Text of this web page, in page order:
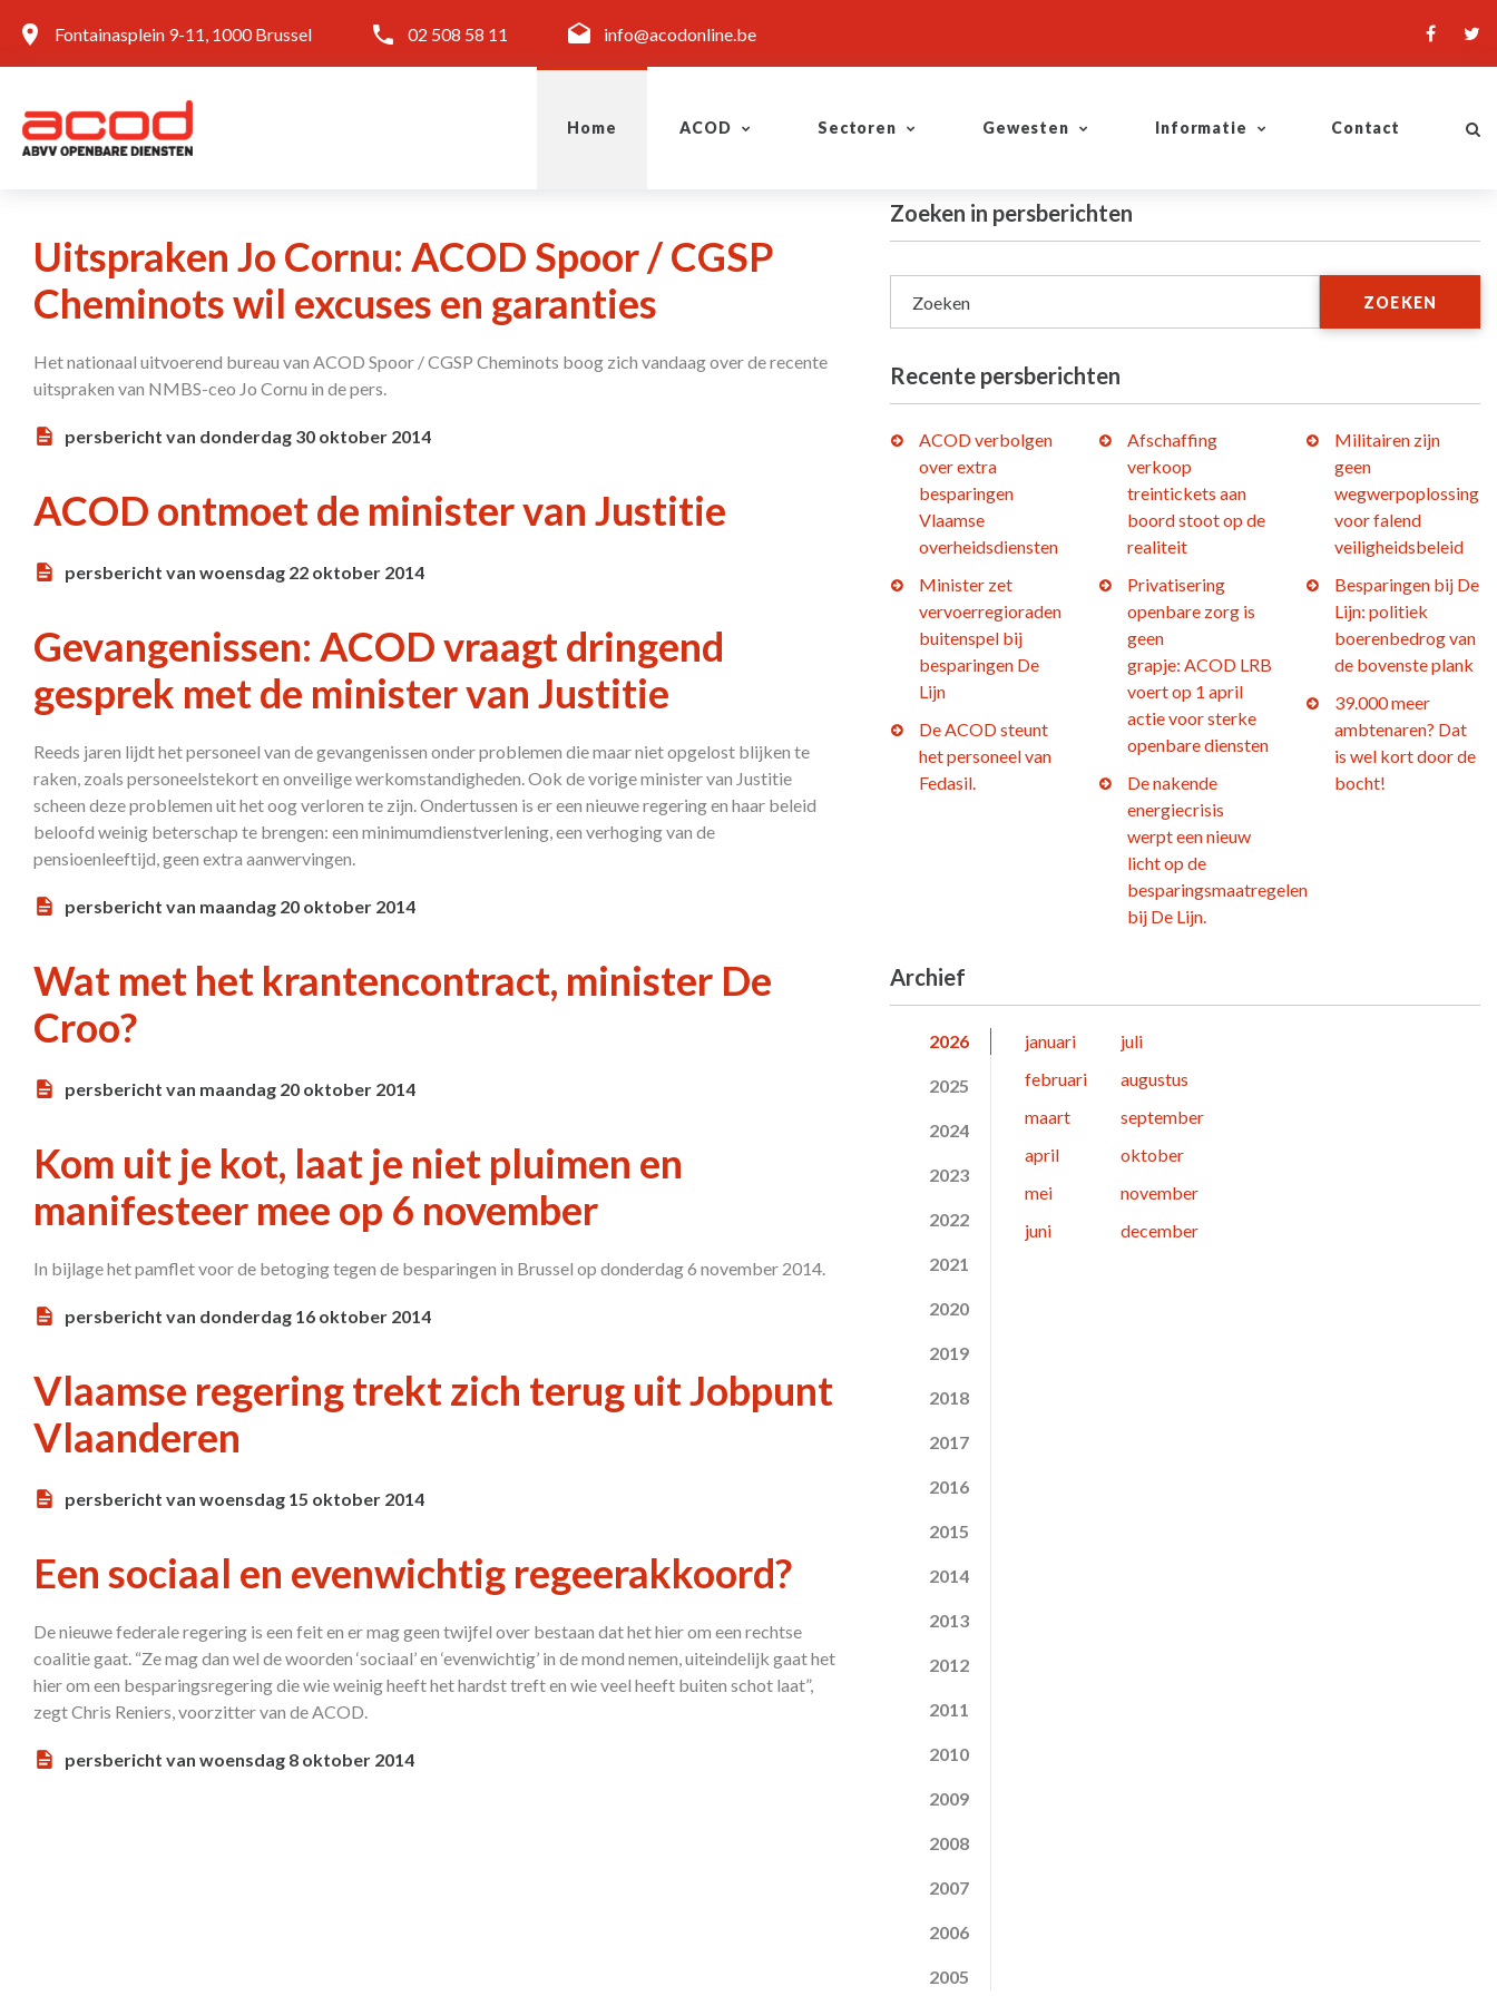
Fontainasplein 9-11, 1000 Brussel 02 508 58 11 info@acodonline.be
Home ACOD Sectoren Gewesten Informatie Contact
Uitspraken Jo Cornu: ACOD Spoor / CGSP
Cheminots wil excuses en garanties
Het nationaal uitvoerend bureau van ACOD Spoor / CGSP Cheminots boog zich vandaag over de recente
uitspraken van NMBS-ceo Jo Cornu in de pers.
persbericht van donderdag 30 oktober 2014
ACOD ontmoet de minister van Justitie
persbericht van woensdag 22 oktober 2014
Gevangenissen: ACOD vraagt dringend
gesprek met de minister van Justitie
Reeds jaren lijdt het personeel van de gevangenissen onder problemen die maar niet opgelost blijken te
raken, zoals personeelstekort en onveilige werkomstandigheden. Ook de vorige minister van Justitie
scheen deze problemen uit het oog verloren te zijn. Ondertussen is er een nieuwe regering en haar beleid
beloofd weinig beterschap te brengen: een minimumdienstverlening, een verhoging van de
pensioenleeftijd, geen extra aanwervingen.
persbericht van maandag 20 oktober 2014
Wat met het krantencontract, minister De
Croo?
persbericht van maandag 20 oktober 2014
Kom uit je kot, laat je niet pluimen en
manifesteer mee op 6 november
In bijlage het pamflet voor de betoging tegen de besparingen in Brussel op donderdag 6 november 2014.
persbericht van donderdag 16 oktober 2014
Vlaamse regering trekt zich terug uit Jobpunt
Vlaanderen
persbericht van woensdag 15 oktober 2014
Een sociaal en evenwichtig regeerakkoord?
De nieuwe federale regering is een feit en er mag geen twijfel over bestaan dat het hier om een rechtse
coalitie gaat. “Ze mag dan wel de woorden ‘sociaal’ en ‘evenwichtig’ in de mond nemen, uiteindelijk gaat het
hier om een besparingsregering die wie weinig heeft het hardst treft en wie veel heeft buiten schot laat”,
zegt Chris Reniers, voorzitter van de ACOD.
persbericht van woensdag 8 oktober 2014
Zoeken in persberichten
Zoeken ZOEKEN
Recente persberichten
ACOD verbolgen
over extra
besparingen
Vlaamse
overheidsdiensten
Minister zet
vervoerregioraden
buitenspel bij
besparingen De
Lijn
De ACOD steunt
het personeel van
Fedasil.
Afschaffing
verkoop
treintickets aan
boord stoot op de
realiteit
Privatisering
openbare zorg is
geen
grapje: ACOD LRB
voert op 1 april
actie voor sterke
openbare diensten
De nakende
energiecrisis
werpt een nieuw
licht op de
besparingsmaatregelen
bij De Lijn.
Militairen zijn
geen
wegwerpoplossing
voor falend
veiligheidsbeleid
Besparingen bij De
Lijn: politiek
boerenbedrog van
de bovenste plank
39.000 meer
ambtenaren? Dat
is wel kort door de
bocht!
Archief
2026
2025
2024
2023
2022
2021
2020
2019
2018
2017
2016
2015
2014
2013
2012
2011
2010
2009
2008
2007
2006
2005
januari
februari
maart
april
mei
juni
juli
augustus
september
oktober
november
december